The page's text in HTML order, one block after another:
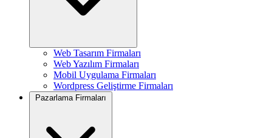
Web Tasarım Firmaları
Web Yazılım Firmaları
Mobil Uygulama Firmaları
Wordpress Geliştirme Firmaları
Pazarlama Firmaları